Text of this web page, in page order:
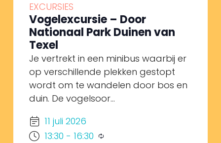
EXCURSIES
Vogelexcursie – Door
Nationaal Park Duinen van
Texel
Je vertrekt in een minibus waarbij er
op verschillende plekken gestopt
wordt om te wandelen door bos en
duin. De vogelsoor...
11 juli 2026
13:30 - 16:30